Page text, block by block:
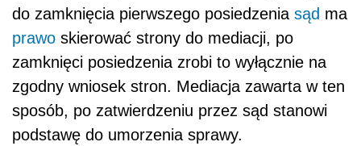
do zamknięcia pierwszego posiedzenia sąd ma
prawo skierować strony do mediacji, po
zamknięci posiedzenia zrobi to wyłącznie na
zgodny wniosek stron. Mediacja zawarta w ten
sposób, po zatwierdzeniu przez sąd stanowi
podstawę do umorzenia sprawy.